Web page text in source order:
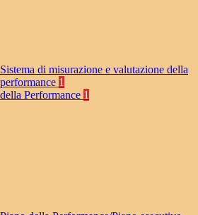
Sistema di misurazione e valutazione della
performance 1
Performance 1